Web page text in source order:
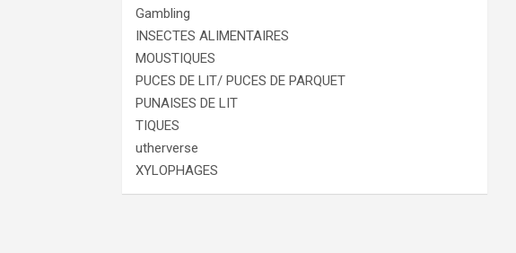
Gambling
INSECTES ALIMENTAIRES
MOUSTIQUES
PUCES DE LIT/ PUCES DE PARQUET
PUNAISES DE LIT
TIQUES
utherverse
XYLOPHAGES